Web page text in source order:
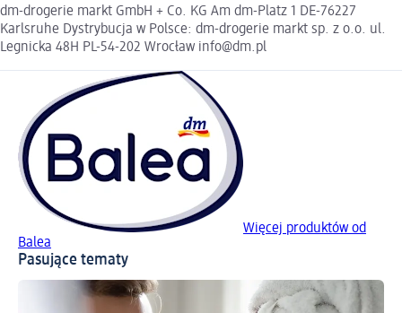
dm-drogerie markt GmbH + Co. KG Am dm-Platz 1 DE-76227
Karlsruhe Dystrybucja w Polsce: dm-drogerie markt sp. z o.o. ul.
Legnicka 48H PL-54-202 Wrocław info@dm.pl
Więcej produktów od
Balea
Pasujące tematy